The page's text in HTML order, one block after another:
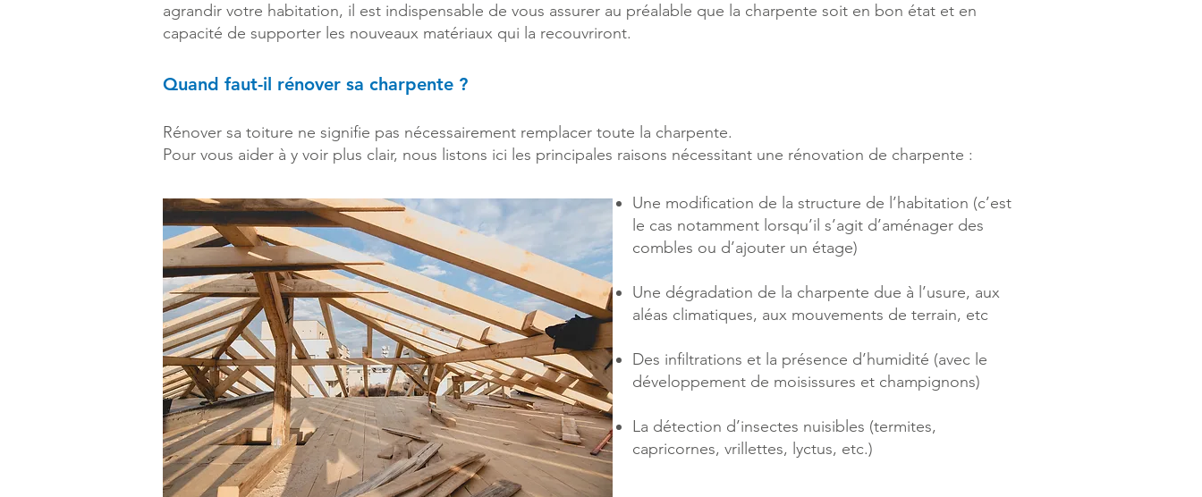
agrandir votre habitation, il est indispensable de vous assurer au préalable que la charpente soit en bon état et en
capacité de supporter les nouveaux matériaux qui la recouvriront.
Quand faut-il rénover sa charpente ?
Rénover sa toiture ne signifie pas nécessairement remplacer toute la charpente.
Pour vous aider à y voir plus clair, nous listons ici les principales raisons nécessitant une rénovation de charpente :
Une modification de la structure de l’habitation (c’est
le cas notamment lorsqu’il s’agit d’aménager des
combles ou d’ajouter un étage)
Une dégradation de la charpente due à l’usure, aux
aléas climatiques, aux mouvements de terrain, etc
Des infiltrations et la présence d’humidité (avec le
développement de moisissures et champignons)
La détection d’insectes nuisibles (termites,
capricornes, vrillettes, lyctus, etc.)